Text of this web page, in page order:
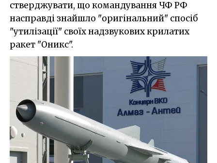
стверджувати, що командування ЧФ РФ
насправді знайшло "оригінальний" спосіб
"утилізації" своїх надзвукових крилатих
ракет "Оникс".